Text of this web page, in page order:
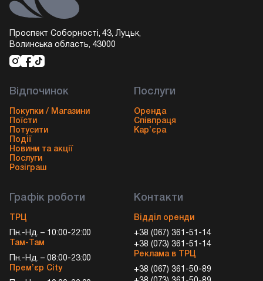
Проспект Соборності, 43, Луцьк,
Волинська область, 43000
Відпочинок
Покупки / Магазини
Поїсти
Потусити
Події
Новини та акції
Послуги
Розіграш
Послуги
Оренда
Співпраця
Кар’єра
Графік роботи
ТРЦ
Пн.-Нд. – 10:00-22:00
Там-Там
Пн.-Нд. – 08:00-23:00
Прем’єр City
Контакти
Відділ оренди
+38 (067) 361-51-14
+38 (073) 361-51-14
Реклама в ТРЦ
+38 (067) 361-50-89